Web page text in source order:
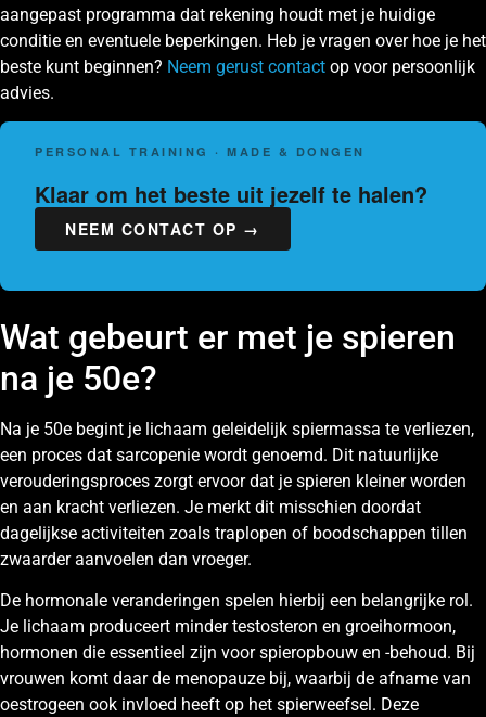
aangepast programma dat rekening houdt met je huidige
conditie en eventuele beperkingen. Heb je vragen over hoe je het
beste kunt beginnen? Neem gerust contact op voor persoonlijk
advies.
PERSONAL TRAINING · MADE & DONGEN
Klaar om het beste uit jezelf te halen?
NEEM CONTACT OP →
Wat gebeurt er met je spieren
na je 50e?
Na je 50e begint je lichaam geleidelijk spiermassa te verliezen,
een proces dat sarcopenie wordt genoemd. Dit natuurlijke
verouderingsproces zorgt ervoor dat je spieren kleiner worden
en aan kracht verliezen. Je merkt dit misschien doordat
dagelijkse activiteiten zoals traplopen of boodschappen tillen
zwaarder aanvoelen dan vroeger.
De hormonale veranderingen spelen hierbij een belangrijke rol.
Je lichaam produceert minder testosteron en groeihormoon,
hormonen die essentieel zijn voor spieropbouw en -behoud. Bij
vrouwen komt daar de menopauze bij, waarbij de afname van
oestrogeen ook invloed heeft op het spierweefsel. Deze